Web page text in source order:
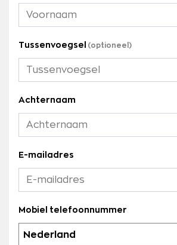
Tussenvoegsel
Achternaam
E-mailadres
Mobiel telefoonnummer
Nederland